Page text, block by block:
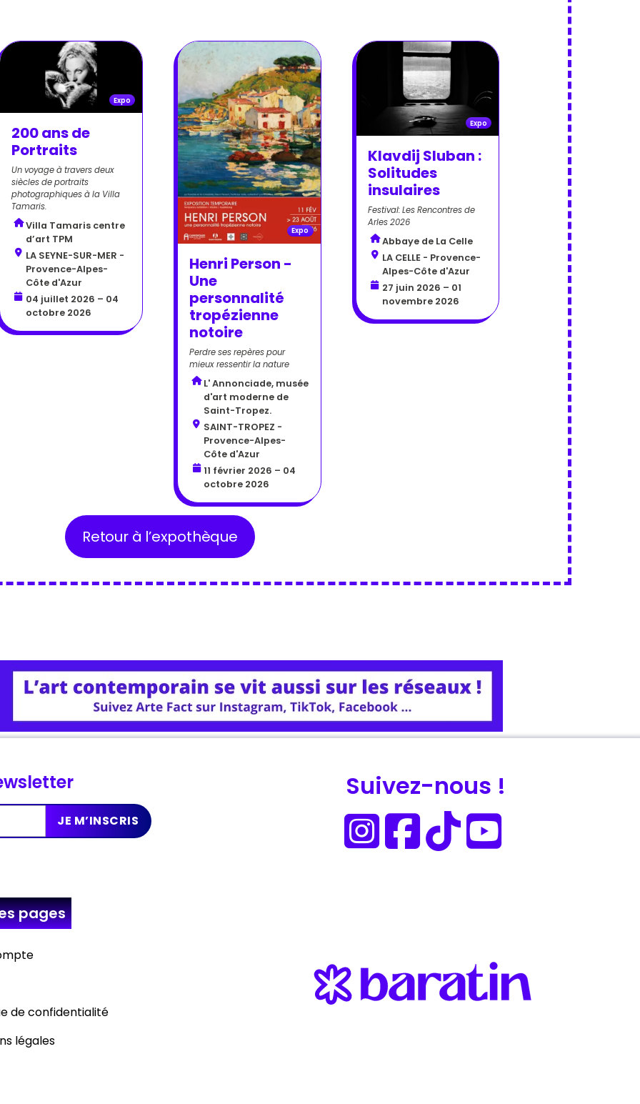
Expo
200 ans de
Portraits
Un voyage à travers deux
siècles de portraits
photographiques à la Villa
Tamaris.
Villa Tamaris centre
d’art TPM
LA SEYNE-SUR-MER -
Provence-Alpes-
Côte d'Azur
04 juillet 2026 – 04
octobre 2026
Expo
Henri Person -
Une
personnalité
tropézienne
notoire
Perdre ses repères pour
mieux ressentir la nature
L' Annonciade, musée
d'art moderne de
Saint-Tropez.
SAINT-TROPEZ -
Provence-Alpes-
Côte d'Azur
11 février 2026 – 04
octobre 2026
Expo
Klavdij Sluban :
Solitudes
insulaires
Festival: Les Rencontres de
Arles 2026
Abbaye de La Celle
LA CELLE - Provence-
Alpes-Côte d'Azur
27 juin 2026 – 01
novembre 2026
Retour à l’expothèque
Suivez-nous !
pages
de confidentialité
légales